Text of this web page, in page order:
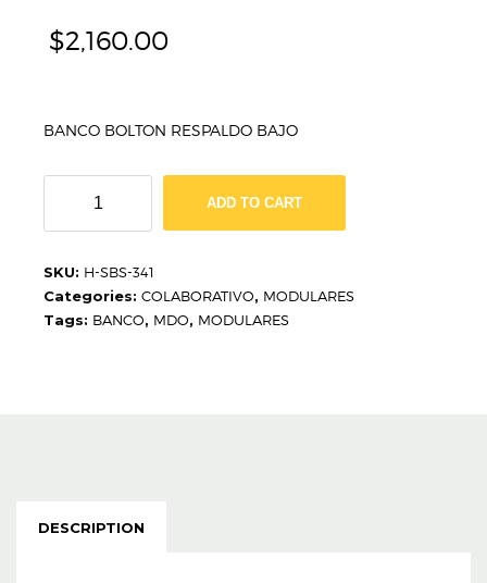
$2,160.00
BANCO BOLTON RESPALDO BAJO
STELLA
H-
341
quantity
ADD TO CART
SKU: H-SBS-341
Categories: COLABORATIVO, MODULARES
Tags: BANCO, MDO, MODULARES
DESCRIPTION